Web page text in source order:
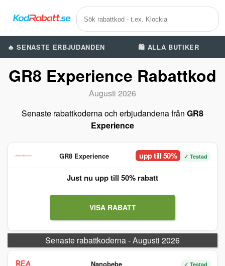
🔥 SENASTE ERBJUDANDEN 🛍️ ALLA BUTIKER
GR8 Experience Rabattkod
Augusti 2026
Senaste rabattkoderna och erbjudandena från GR8
Experience
GR8 Experience upp till 50% ✓ Testad
Just nu upp till 50% rabatt‎
VISA RABATT
Senaste rabattkoderna - Augusti 2026
Nanobebe ✓ Testad